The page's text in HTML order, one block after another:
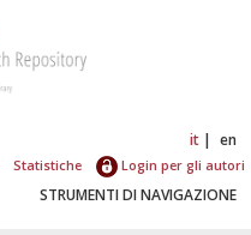
it en
Statistiche Login per gli autori
STRUMENTI DI NAVIGAZIONE